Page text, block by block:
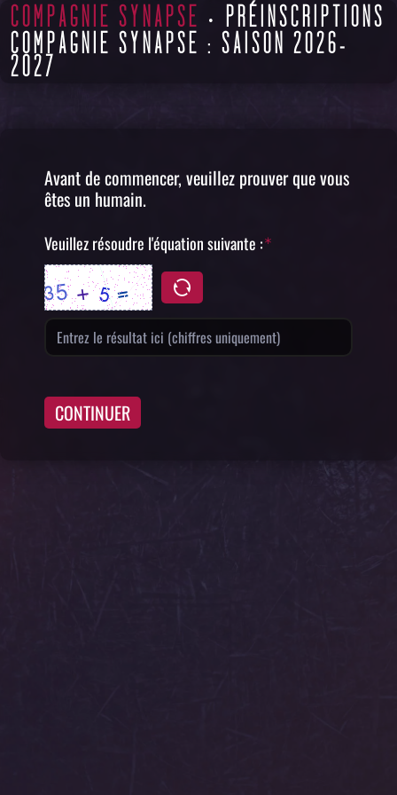
COMPAGNIE SYNAPSE
· PRÉINSCRIPTIONS
COMPAGNIE SYNAPSE : SAISON 2026-
2027
Avant de commencer, veuillez prouver que vous
êtes un humain.
Veuillez résoudre l'équation suivante :
CONTINUER